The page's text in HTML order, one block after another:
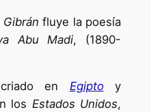
Gibrán fluye la poesía
Abu Madi, (1890-
en Egiptoy
los Estados Unidos,